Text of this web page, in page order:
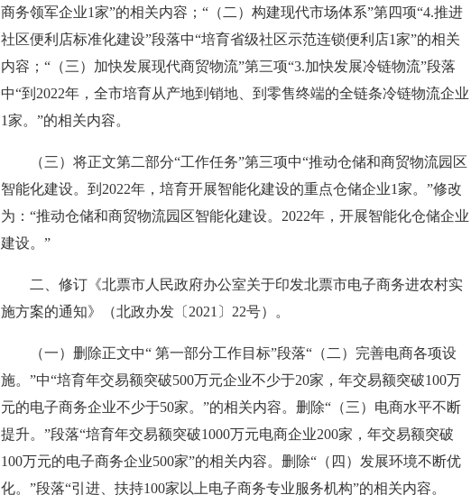
商务领军企业1家”的相关内容；“（二）构建现代市场体系”第四项“4.推进
社区便利店标准化建设”段落中“培育省级社区示范连锁便利店1家”的相关
内容；“（三）加快发展现代商贸物流”第三项“3.加快发展冷链物流”段落
中“到2022年，全市培育从产地到销地、到零售终端的全链条冷链物流企业
1家。”的相关内容。
（三）将正文第二部分“工作任务”第三项中“推动仓储和商贸物流园区
智能化建设。到2022年，培育开展智能化建设的重点仓储企业1家。”修改
为：“推动仓储和商贸物流园区智能化建设。2022年，开展智能化仓储企业
建设。”
二、修订《北票市人民政府办公室关于印发北票市电子商务进农村实
施方案的通知》（北政办发〔2021〕22号）。
（一）删除正文中“ 第一部分工作目标”段落“（二）完善电商各项设
施。”中“培育年交易额突破500万元企业不少于20家，年交易额突破100万
元的电子商务企业不少于50家。”的相关内容。删除“（三）电商水平不断
提升。”段落“培育年交易额突破1000万元电商企业200家，年交易额突破
100万元的电子商务企业500家”的相关内容。删除“（四）发展环境不断优
化。”段落“引进、扶持100家以上电子商务专业服务机构”的相关内容。